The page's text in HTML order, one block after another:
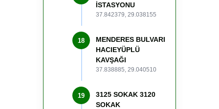
İSTASYONU
37.842379, 29.038155
18
MENDERES BULVARI
HACIEYÜPLÜ
KAVŞAĞI
37.838885, 29.040510
19
3125 SOKAK 3120
SOKAK